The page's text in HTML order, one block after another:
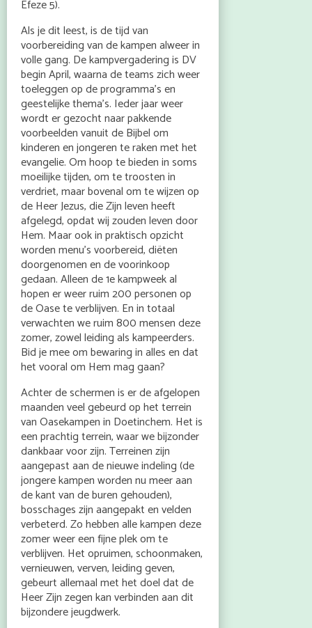
Efeze 5).
Als je dit leest, is de tijd van
voorbereiding van de kampen alweer in
volle gang. De kampvergadering is DV
begin April, waarna de teams zich weer
toeleggen op de programma’s en
geestelijke thema’s. Ieder jaar weer
wordt er gezocht naar pakkende
voorbeelden vanuit de Bijbel om
kinderen en jongeren te raken met het
evangelie. Om hoop te bieden in soms
moeilijke tijden, om te troosten in
verdriet, maar bovenal om te wijzen op
de Heer Jezus, die Zijn leven heeft
afgelegd, opdat wij zouden leven door
Hem. Maar ook in praktisch opzicht
worden menu’s voorbereid, diëten
doorgenomen en de voorinkoop
gedaan. Alleen de 1e kampweek al
hopen er weer ruim 200 personen op
de Oase te verblijven. En in totaal
verwachten we ruim 800 mensen deze
zomer, zowel leiding als kampeerders.
Bid je mee om bewaring in alles en dat
het vooral om Hem mag gaan?
Achter de schermen is er de afgelopen
maanden veel gebeurd op het terrein
van Oasekampen in Doetinchem. Het is
een prachtig terrein, waar we bijzonder
dankbaar voor zijn. Terreinen zijn
aangepast aan de nieuwe indeling (de
jongere kampen worden nu meer aan
de kant van de buren gehouden),
bosschages zijn aangepakt en velden
verbeterd. Zo hebben alle kampen deze
zomer weer een fijne plek om te
verblijven. Het opruimen, schoonmaken,
vernieuwen, verven, leiding geven,
gebeurt allemaal met het doel dat de
Heer Zijn zegen kan verbinden aan dit
bijzondere jeugdwerk.